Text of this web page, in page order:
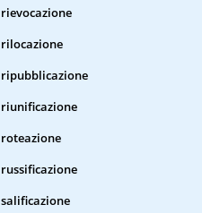
rievocazione
rilocazione
ripubblicazione
riunificazione
roteazione
russificazione
salificazione